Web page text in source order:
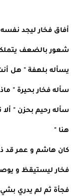
أفاق فخار ليجد
شعور بالضعف
يسأله بلهفة " هل
سأله فخار بحيرة "
سأله رحيم بحزن "
هنا "
كان هاشم و عمر قد
فخار ليستيقظ و
فجأة ثم لم يدري